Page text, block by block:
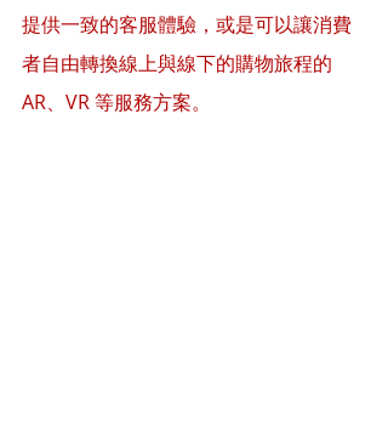
提供一致的客服體驗，或是可以讓消費
者自由轉換線上與線下的購物旅程的
AR、VR 等服務方案。